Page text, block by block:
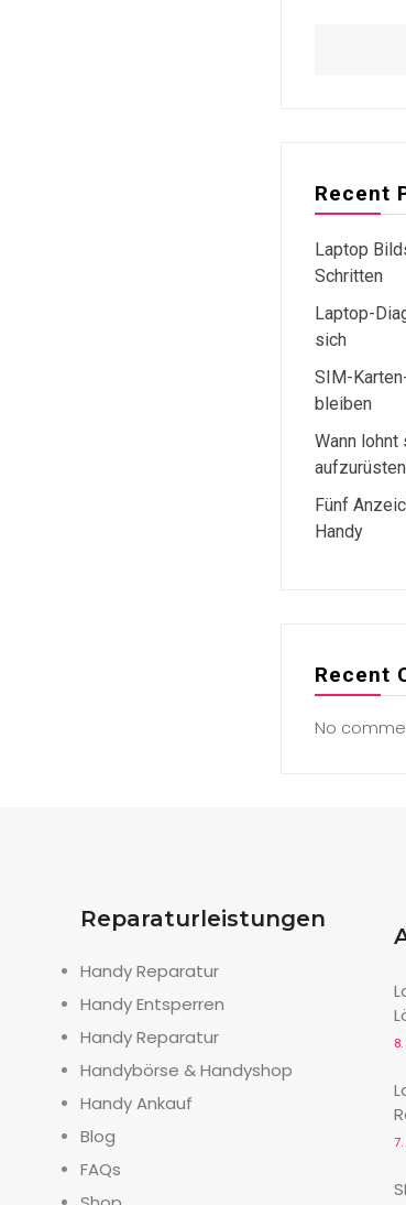
Recent
Laptop
Schritten
Laptop-
sich
SIM-
bleiben
Wann
Fünf
Handy
Recent
No
Reparaturleistungen
Handy Reparatur
Handy Entsperren
Handy Reparatur
Handybörse & Handyshop
Handy Ankauf
Blog
FAQs